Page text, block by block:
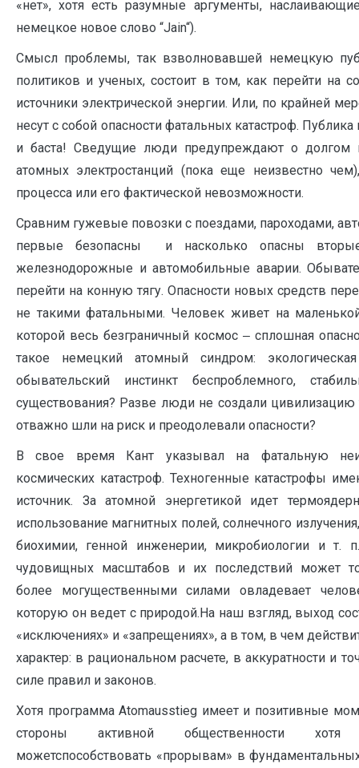
«нет», хотя есть разумные аргументы,
немецкое новое слово “Jain“).
Смысл проблемы, так взволновавшей немецкую
политиков и ученых, состоит в том, как перейти на
источники электрической энергии. Или, по крайней
несут с собой опасности фатальных катастроф.
и баста! Сведущие люди предупреждают о долгом
атомных электростанций (пока еще неизвестно
процесса или его фактической невозможности.
Сравним гужевые повозки с поездами, пароходами,
первые безопасны и насколько опасны
железнодорожные и автомобильные аварии.
перейти на конную тягу. Опасности новых средств
не такими фатальными. Человек живет на
которой весь безграничный космос ‒ сплошная
такое немецкий атомный синдром:
обывательский инстинкт беспроблемного,
существования? Разве люди не создали цивилизацию
отважно шли на риск и преодолевали опасности?
В свое время Кант указывал на фатальную
космических катастроф. Техногенные катастрофы
источник. За атомной энергетикой идет
использование магнитных полей, солнечного
биохимии, генной инженерии, микробиологии и т.
чудовищных масштабов и их последствий может
более могущественными силами овладевает
которую он ведет с природой.На наш взгляд, выход
«исключениях» и «запрещениях», а в том, в чем
характер: в рациональном расчете, в аккуратности и
силе правил и законов.
Хотя программа Atomausstieg имеет и позитивные
стороны активной общественности
можетспособствовать «прорывам» в